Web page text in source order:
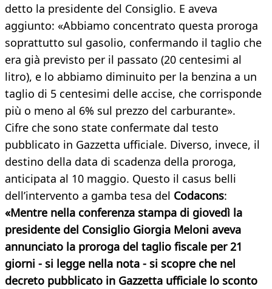
detto la presidente del Consiglio. E aveva
aggiunto: «Abbiamo concentrato questa proroga
soprattutto sul gasolio, confermando il taglio che
era già previsto per il passato (20 centesimi al
litro), e lo abbiamo diminuito per la benzina a un
taglio di 5 centesimi delle accise, che corrisponde
più o meno al 6% sul prezzo del carburante».
Cifre che sono state confermate dal testo
pubblicato in Gazzetta ufficiale. Diverso, invece, il
destino della data di scadenza della proroga,
anticipata al 10 maggio. Questo il casus belli
dell’intervento a gamba tesa del Codacons:
«Mentre nella conferenza stampa di giovedì la
presidente del Consiglio Giorgia Meloni aveva
annunciato la proroga del taglio fiscale per 21
giorni - si legge nella nota - si scopre che nel
decreto pubblicato in Gazzetta ufficiale lo sconto